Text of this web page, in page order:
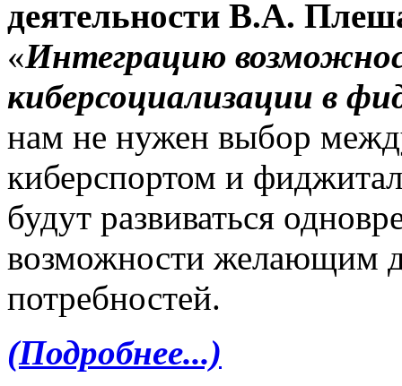
деятельности В.А.
«Интеграцию
киберсоциализации в
нам не нужен выбор
киберспортом и
будут развиваться
возможности желающим
потребностей.
(Подробнее...)